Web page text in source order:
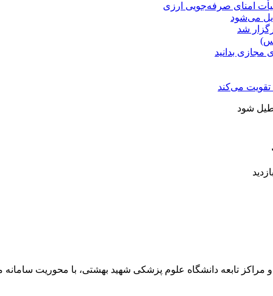
امنای صرفه‌جویی ارزی
می‌شود
شد
مجازی بدانید
می‌کند
شود